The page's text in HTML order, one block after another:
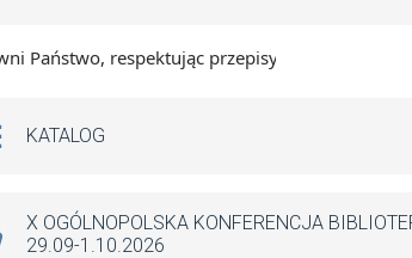
respektując przepisy prawa i mając na
skróty
KATALOG
X OGÓLNOPOLSKA KONFERENCJA
29.09-1.10.2026